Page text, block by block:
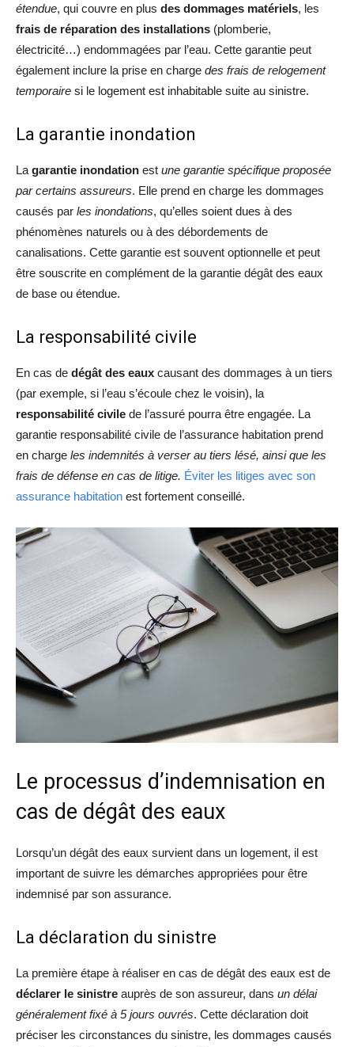
étendue, qui couvre en plus des dommages matériels, les
frais de réparation des installations (plomberie,
électricité…) endommagées par l’eau. Cette garantie peut
également inclure la prise en charge des frais de relogement
temporaire si le logement est inhabitable suite au sinistre.
La garantie inondation
La garantie inondation est une garantie spécifique proposée
par certains assureurs. Elle prend en charge les dommages
causés par les inondations, qu’elles soient dues à des
phénomènes naturels ou à des débordements de
canalisations. Cette garantie est souvent optionnelle et peut
être souscrite en complément de la garantie dégât des eaux
de base ou étendue.
La responsabilité civile
En cas de dégât des eaux causant des dommages à un tiers
(par exemple, si l’eau s’écoule chez le voisin), la
responsabilité civile de l’assuré pourra être engagée. La
garantie responsabilité civile de l’assurance habitation prend
en charge les indemnités à verser au tiers lésé, ainsi que les
frais de défense en cas de litige. Éviter les litiges avec son
assurance habitation est fortement conseillé.
Le processus d’indemnisation en
cas de dégât des eaux
Lorsqu’un dégât des eaux survient dans un logement, il est
important de suivre les démarches appropriées pour être
indemnisé par son assurance.
La déclaration du sinistre
La première étape à réaliser en cas de dégât des eaux est de
déclarer le sinistre auprès de son assureur, dans un délai
généralement fixé à 5 jours ouvrés. Cette déclaration doit
préciser les circonstances du sinistre, les dommages causés